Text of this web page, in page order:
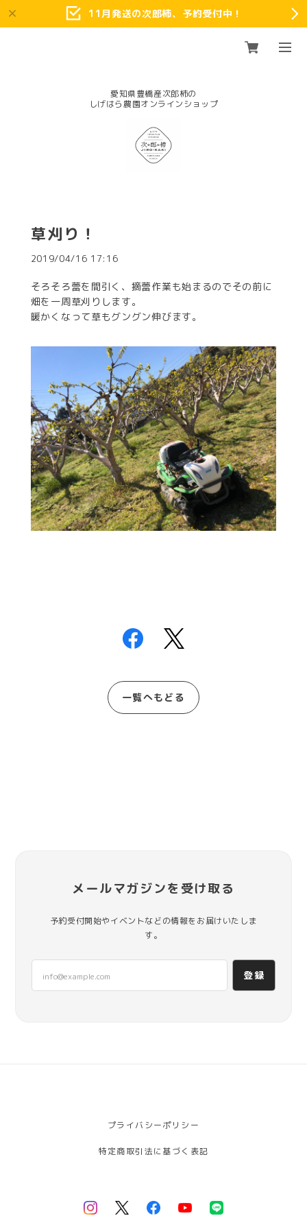
11月発送の次郎柿、予約受付中！
愛知県豊橋産次郎柿の
草刈り！
2019/04/16 17:16
そろそろ蕾を間引く、摘蕾作業も始まるのでその前に
畑を一周草刈りします。
暖かくなって草もグングン伸びます。
一覧へもどる
メールマガジンを受け取る
予約受付開始やイベントなどの情報をお届けいたしま
す。
登録
プライバシーポリシー
特定商取引法に基づく表記